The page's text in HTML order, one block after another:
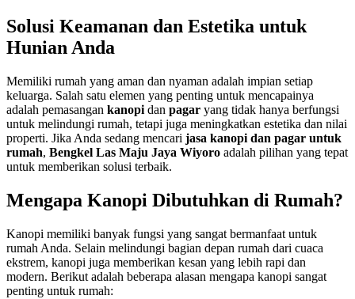
Solusi Keamanan dan Estetika untuk
Hunian Anda
Memiliki rumah yang aman dan nyaman adalah impian setiap
keluarga. Salah satu elemen yang penting untuk mencapainya
adalah pemasangan kanopi dan pagar yang tidak hanya berfungsi
untuk melindungi rumah, tetapi juga meningkatkan estetika dan nilai
properti. Jika Anda sedang mencari jasa kanopi dan pagar untuk
rumah, Bengkel Las Maju Jaya Wiyoro adalah pilihan yang tepat
untuk memberikan solusi terbaik.
Mengapa Kanopi Dibutuhkan di Rumah?
Kanopi memiliki banyak fungsi yang sangat bermanfaat untuk
rumah Anda. Selain melindungi bagian depan rumah dari cuaca
ekstrem, kanopi juga memberikan kesan yang lebih rapi dan
modern. Berikut adalah beberapa alasan mengapa kanopi sangat
penting untuk rumah: